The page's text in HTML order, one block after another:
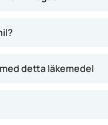
detta läkemedel